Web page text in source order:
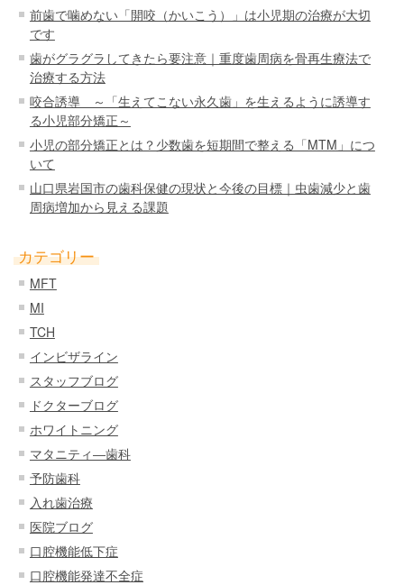
前歯で噛めない「開咬（かいこう）」は小児期の治療が大切
です
歯がグラグラしてきたら要注意｜重度歯周病を骨再生療法で
治療する方法
咬合誘導 ～「生えてこない永久歯」を生えるように誘導す
る小児部分矯正～
小児の部分矯正とは？少数歯を短期間で整える「MTM」につ
いて
山口県岩国市の歯科保健の現状と今後の目標｜虫歯減少と歯
周病増加から見える課題
カテゴリー
MFT
MI
TCH
インビザライン
スタッフブログ
ドクターブログ
ホワイトニング
マタニティ―歯科
予防歯科
入れ歯治療
医院ブログ
口腔機能低下症
口腔機能発達不全症